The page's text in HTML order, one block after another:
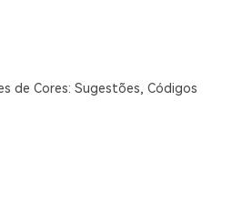
de Cores: Sugestões, Códigos